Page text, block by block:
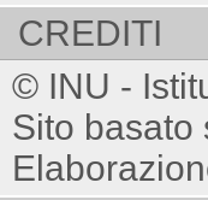
CREDITI
© INU -
Sito basato